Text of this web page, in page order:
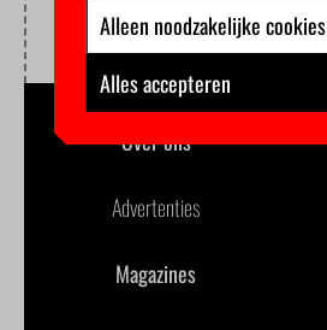
Over ons
Advertenties
Magazines
Alleen noodzakelijke cookies
Alles accepteren